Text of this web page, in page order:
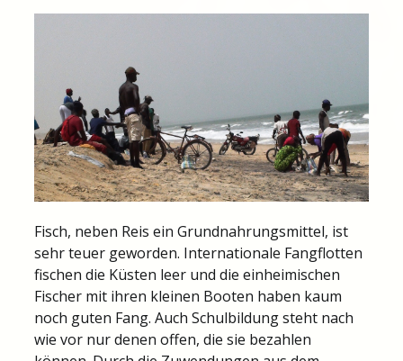
Fisch, neben Reis ein Grundnahrungsmittel, ist
sehr teuer geworden. Internationale Fangflotten
fischen die Küsten leer und die einheimischen
Fischer mit ihren kleinen Booten haben kaum
noch guten Fang. Auch Schulbildung steht nach
wie vor nur denen offen, die sie bezahlen